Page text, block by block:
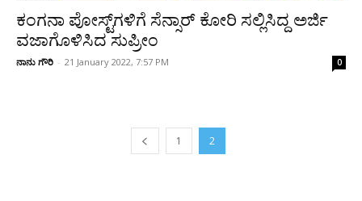
ಕಂಗನಾ ಪೋಸ್ಟ್‌ಗಳಿಗೆ ಸೆನ್ಸಾರ್‌ ಕೋರಿ ಸಲ್ಲಿಸಿದ್ದ ಅರ್ಜಿ
ವಜಾಗೊಳಿಸಿದ ಸುಪ್ರೀಂ
ನಾನು ಗೌರಿ - 21 January 2022, 7:57 PM 0
1 2